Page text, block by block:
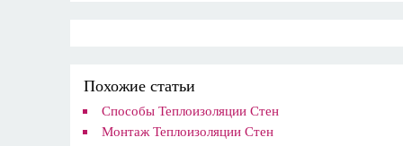
Похожие статьи
Способы Теплоизоляции Стен
Монтаж Теплоизоляции Стен